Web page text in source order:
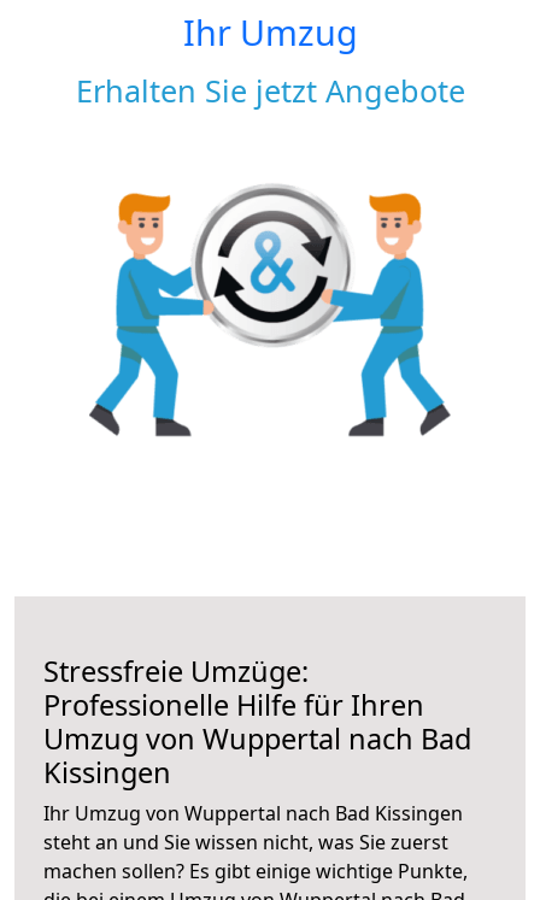
Ihr Umzug
Erhalten Sie jetzt Angebote
Stressfreie Umzüge:
Professionelle Hilfe für Ihren
Umzug von Wuppertal nach Bad
Kissingen
Ihr Umzug von Wuppertal nach Bad Kissingen
steht an und Sie wissen nicht, was Sie zuerst
machen sollen? Es gibt einige wichtige Punkte,